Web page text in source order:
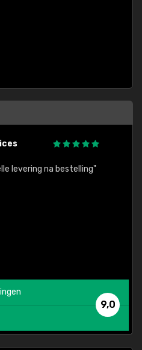
levering na bestelling"
9,0